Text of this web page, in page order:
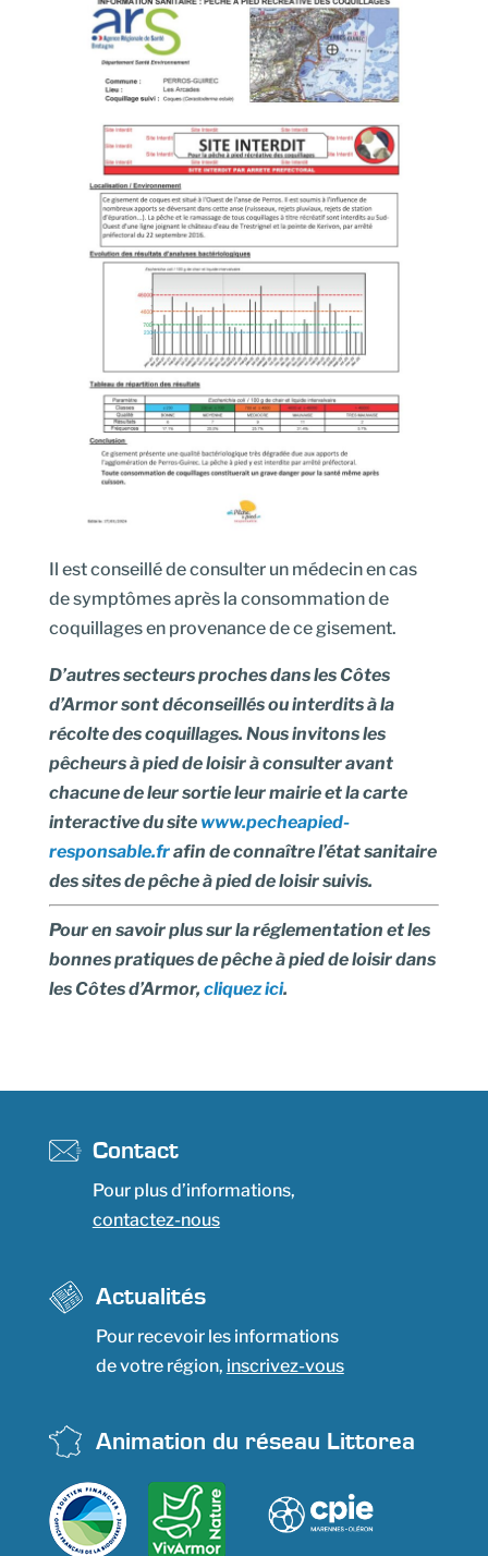
Il est conseillé de consulter un médecin en cas
de symptômes après la consommation de
coquillages en provenance de ce gisement.
D’autres secteurs proches dans les Côtes
d’Armor sont déconseillés ou interdits à la
récolte des coquillages. Nous invitons les
pêcheurs à pied de loisir à consulter avant
chacune de leur sortie leur mairie et la carte
interactive du site www.pecheapied-
responsable.frafin de connaître l’état sanitaire
des sites de pêche à pied de loisir suivis.
Pour en savoir plus sur la réglementation et les
bonnes pratiques de pêche à pied de loisir dans
les Côtes d’Armor, cliquez ici.
Contact
Pour plus d’informations,
contactez-nous
Actualités
Pour recevoir les informations
de votre région, inscrivez-vous
Animation du réseau Littorea